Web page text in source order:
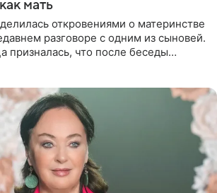
мать
откровениями о материнстве
разговоре с одним из сыновей.
призналась, что после беседы